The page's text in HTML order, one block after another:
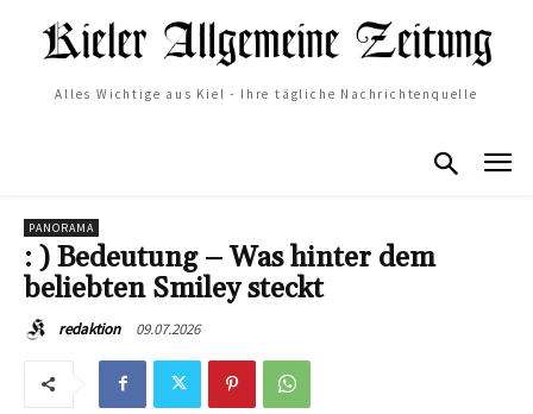
Alles Wichtige aus Kiel - Ihre tägliche Nachrichtenquelle
PANORAMA
: ) Bedeutung – Was hinter dem
beliebten Smiley steckt
redaktion 09.07.2026